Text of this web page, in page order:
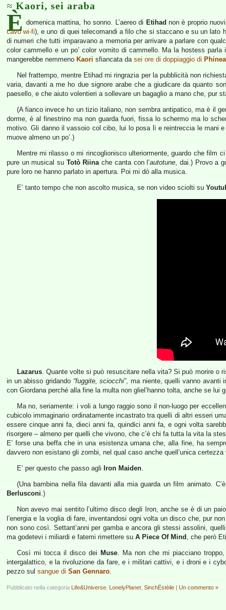
Kaori, sei araba
È domenica mattina, ho sonno. L’aereo di Etihad non è proprio
cavo wi-fi), e uno di quei telecomandi a filo che si staccano e su un lato
di numeri che tutti imparavano a memoria per arrivare a parlare con
color cammello e un po’ color vomito di cammello. Ma la hostess
mangerebbe nemmeno Kaori sfiancata da sei ore di doppiaggio di
Nel frattempo, mentre Etihad mi ringrazia per la pubblicità non
varia, davanti a me ho due signore arabe che a giudicare da quanto
paesello, e che aiuto volentieri a sollevare un bagaglio a mano che, pur
(A fianco invece ho un tizio italiano, non sembra antipatico, ma è il
dorme, è al finestrino ma non guarda fuori, fissa lo schermo ma lo
motivo. Gli danno il vassoio col cibo, lui lo posa lì e reintreccia le mani
muove almeno un po’.)
Mentre mi rilasso o mi rincoglionisco ulteriormente, guardo che film
pure un musical su Totò Riinache canta con l’autotune, dai.) Provo a
pure loro ne hanno parlato in apertura. Poi mi dò alla musica.
E’ tanto tempo che non ascolto musica, se non video sciolti su
Lazarus. Quante volte si può resuscitare nella vita? Si può morire o
in un abisso gridando “fuggite, sciocchi”, ma niente, quelli vanno avanti
con Giordana perché alla fine la multa non gliel’hanno tolta, anche se
Ma no, seriamente: i voli a lungo raggio sono il non-luogo per
cubicolo immaginario ordinatamente incastrato tra quelli di altri esseri
essere cinque anni fa, dieci anni fa, quindici anni fa, e ogni volta
risorgere – almeno per quelli che vivono, che c’è chi fa tutta la vita la
E’ forse una beffa che in una esistenza umana che, alla fine, ha
davvero non esistano gli zombi, nel qual caso anche quell’unica certezza
E’ per questo che passo agli Iron Maiden.
(Una bambina nella fila davanti alla mia guarda un film animato.
Berlusconi.)
Non avevo mai sentito l’ultimo disco degli Iron, anche se è di un
l’energia e la voglia di fare, inventandosi ogni volta un disco che, pur
non sono così. Settant’anni per gamba e ancora gli stessi assolini,
ma godetevi i miliardi e fatemi rimettere su A Piece Of Mind , che però
Così mi tocca il disco dei Muse. Ma non che mi piacciano
intergalattico, e la rivoluzione da fare, e i militari cattivi, e i droni e i
pezzo sul sangue di San Gennaro.
Pubblicato nella categoria Life&Universe LonelyPlanet SinchËstèile | Un commento »